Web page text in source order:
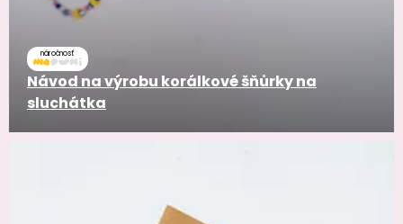
náročnosť
Návod na výrobu korálkové šňůrky na
sluchátka